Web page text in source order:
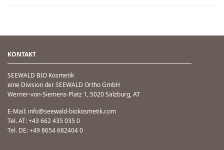
KONTAKT
SEEWALD BIO Kosmetik
eine Division der SEEWALD Ortho GmbH
Werner-von-Siemens-Platz 1, 5020 Salzburg, AT
E-Mail: info@seewald-biokosmetik.com
Tel. AT: +43 662 435 035 0
Tel. DE: +49 8654 682404 0